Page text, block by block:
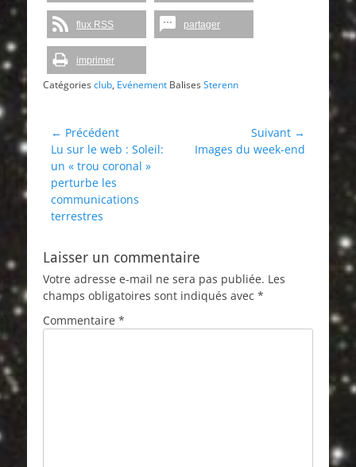
flux RSS partager
imprimer
Catégoriesclub, Evénement BalisesSterenn
Navigation
de
l’article
← Précédent
Article
précédent :
Lu sur le web : Soleil:
un « trou coronal »
perturbe les
communications
terrestres
Suivant →
Article
Images du week-end
Laisser un commentaire
Votre adresse e-mail ne sera pas publiée. Les
champs obligatoires sont indiqués avec *
Commentaire *